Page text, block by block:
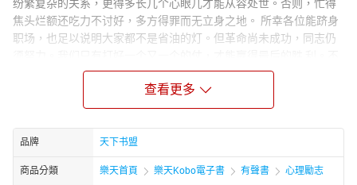
纷繁复杂的关系，更得多长几个心眼儿才能从容处世。否则，忙得
焦头烂额还吃力不讨好，多方得罪而无立身之地。 所幸各位能跻身
职场，也足以说明大家都不是省油的灯。但革命尚未成功，同志仍
要忽视生活中任何一个与上司、同事、下属打交道的细节，那可能
就 是转变你命运的瞬间。或许你会觉得这样很累，其实不然，只要
你深悟“职场厚黑学”的精髓，将之深植到你的脑中，就能使你的这些
反应成为下意识的、自然的表现。就像乔丹那样的职业球员，无论
你从什么角 度、以多大力度传球给他，他都可以轻松地接到，甚至
球到了场外他也 有办法将之挽回场内，其反应只是瞬间的，无须多
动脑筋，更别说“累” 了。
查看更多
品牌 天下书盟
商品分類 樂天首頁 樂天Kobo電子書 有聲書 心理勵志